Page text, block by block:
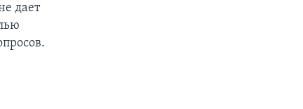
дает